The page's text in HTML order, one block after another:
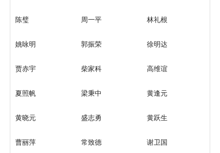
陈璧 周一平 林礼根
姚咏明 郭振荣 徐明达
贾赤宇 柴家科 高维谊
夏照帆 梁秉中 黄逢元
黄晓元 盛志勇 黄跃生
曹丽萍 常致德 谢卫国